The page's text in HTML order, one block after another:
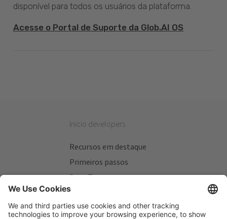
disponível para todos os usuários da plataforma.
Acesse o Portal de Suporte da Glob.AI OS
Inicio developers
Recursos em destaque
Primeiros passos
Beta Testers
Meus Planos